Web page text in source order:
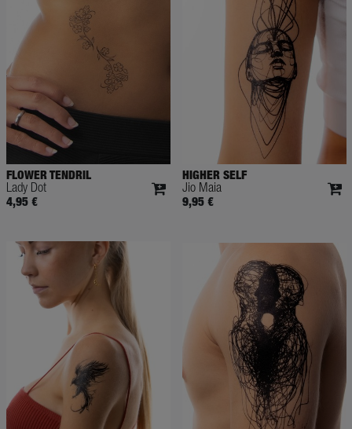
FLOWER TENDRIL
Lady Dot
4,95 €
HIGHER SELF
Jio Maia
9,95 €